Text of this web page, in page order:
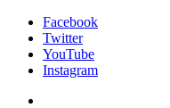
Facebook
Twitter
YouTube
Instagram